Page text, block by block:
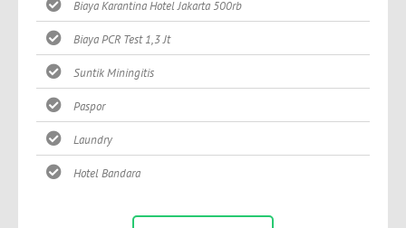
Biaya Karantina Hotel Jakarta 500rb
Biaya PCR Test 1,3 Jt
Suntik Miningitis
Paspor
Laundry
Hotel Bandara